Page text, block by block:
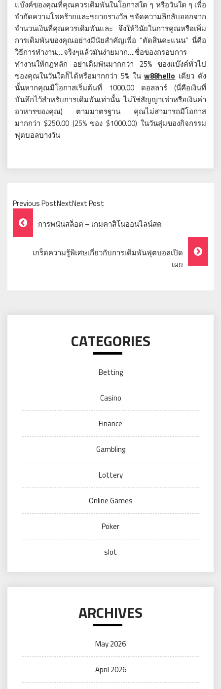
แบ๊งค์ของคุณที่คุณควรเดิมพันในโอกาสใด ๆ หรือวันใด ๆ เพื่อ
จำกัดความโชคร้ายและขยายรางวัล ขจัดความลึกลับออกจาก
จำนวนเงินที่คุณควรเดิมพันและ จึงให้วินัยในการคูณหรือเพิ่ม
การเดิมพันของคุณอย่างมีนัยสำคัญเพื่อ “ตัดสินคะแนน” นี่คือ
วิธีการทำงาน….จริงๆแล้วมันง่ายมาก….ชื่อของกรอบการ
ทำงานให้กฎหลัก อย่าเดิมพันมากกว่า 25% ของแบ๊งค์ทั่วไป
ของคุณในวันใดก็ได้หรือมากกว่า 5% ในw88hello เดียว ดัง
นั้นหากคุณมีโอกาสเริ่มต้นที่ 1000.00 ดอลลาร์ (นี่คือเงินที่
บันทึกไว้สำหรับการเดิมพันเท่านั้น ไม่ใช่สัญญาเช่าหรือเงินค่า
อาหารของคุณ) ตามมาตรฐาน คุณไม่สามารถมีโอกาส
มากกว่า $250.00 (25% ของ $1000.00) ในวันสุ่มของกิจกรรม
ฟุตบอลบางวัน
Previous PostNextNext Post
Post
Navigation
การพนันสล็อต – เกมคาสิโนออนไลน์สด
เกร็ดความรู้พิเศษเกี่ยวกับการเดิมพันฟุตบอลเปิด
เผย
CATEGORIES
Betting
Casino
Finance
Gambling
Lottery
Online Games
Poker
slot
ARCHIVES
May 2026
April 2026